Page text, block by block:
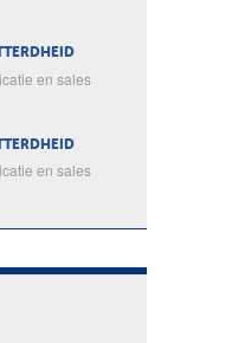
en sales
en sales